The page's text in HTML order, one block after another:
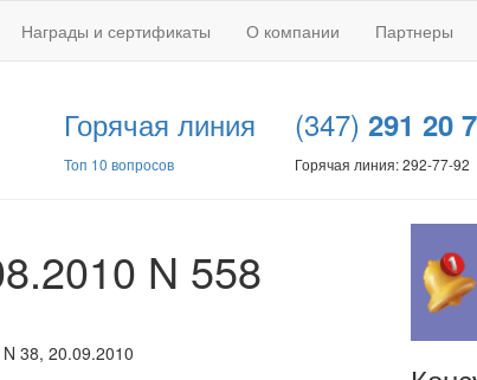
Награды и сертификаты О компании Партнеры
Горячая линия
Топ 10 вопросов
(347) 291 20
Горячая линия: 292-77-92
N 558
38, 20.09.2010